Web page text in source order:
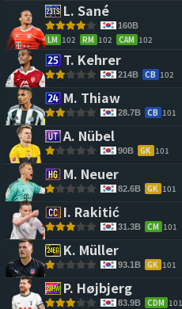
L. Sané
160B
LM 102 RM 102 CAM 102
T. Kehrer
214B CB 102
M. Thiaw
28.7B CB 101
A. Nübel
90B GK 101
M. Neuer
82.6B GK 101
I. Rakitić
31.3B CM 101
K. Müller
93.1B GK 101
P. Højbjerg
83.9B CDM 101